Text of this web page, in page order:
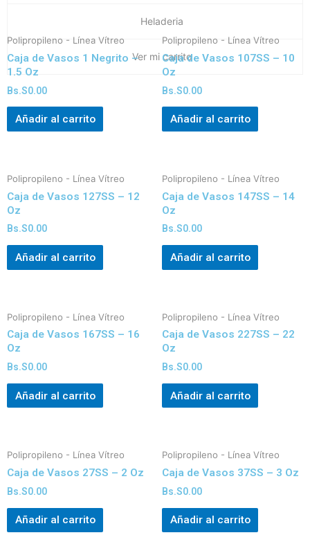
Heladeria
Ver mi carrito
Polipropileno - Línea Vítreo
Caja de Vasos 1 Negrito –
1.5 Oz
Bs.S0.00
Añadir al carrito
Polipropileno - Línea Vítreo
Caja de Vasos 107SS – 10
Oz
Bs.S0.00
Añadir al carrito
Polipropileno - Línea Vítreo
Caja de Vasos 127SS – 12
Oz
Bs.S0.00
Añadir al carrito
Polipropileno - Línea Vítreo
Caja de Vasos 147SS – 14
Oz
Bs.S0.00
Añadir al carrito
Polipropileno - Línea Vítreo
Caja de Vasos 167SS – 16
Oz
Bs.S0.00
Añadir al carrito
Polipropileno - Línea Vítreo
Caja de Vasos 227SS – 22
Oz
Bs.S0.00
Añadir al carrito
Polipropileno - Línea Vítreo
Caja de Vasos 27SS – 2 Oz
Bs.S0.00
Añadir al carrito
Polipropileno - Línea Vítreo
Caja de Vasos 37SS – 3 Oz
Bs.S0.00
Añadir al carrito